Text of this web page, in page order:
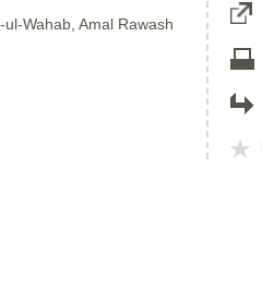
Wahab, Amal Rawash